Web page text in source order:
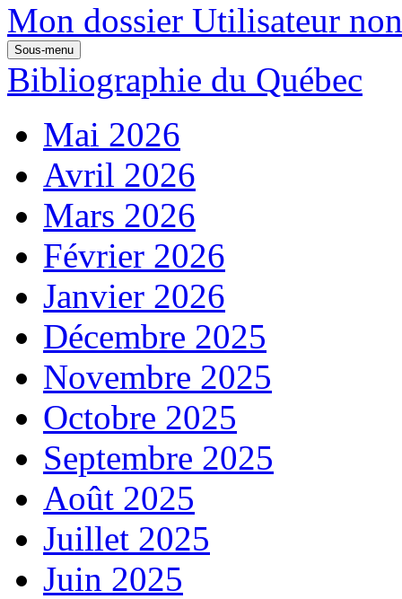
Mon dossier Utilisateur
Sous-menu
Bibliographie du Québec
Mai 2026
Avril 2026
Mars 2026
Février 2026
Janvier 2026
Décembre 2025
Novembre 2025
Octobre 2025
Septembre 2025
Août 2025
Juillet 2025
Juin 2025